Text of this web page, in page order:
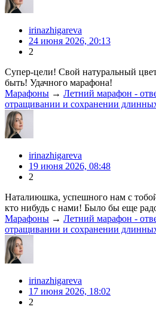
irinazhigareva
24 июня 2026, 20:13
2
Супер-цели! Свой натуральный
быть! Удачного марафона!
Марафоны → Летний марафон -
отращивании и сохранении
irinazhigareva
19 июня 2026, 08:48
2
Наталиюшка, успешного нам с
кто нибудь с нами! Было бы еще
Марафоны → Летний марафон -
отращивании и сохранении
irinazhigareva
17 июня 2026, 18:02
2